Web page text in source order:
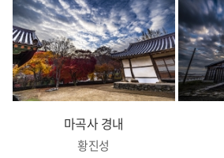
마곡사 경내
황진성